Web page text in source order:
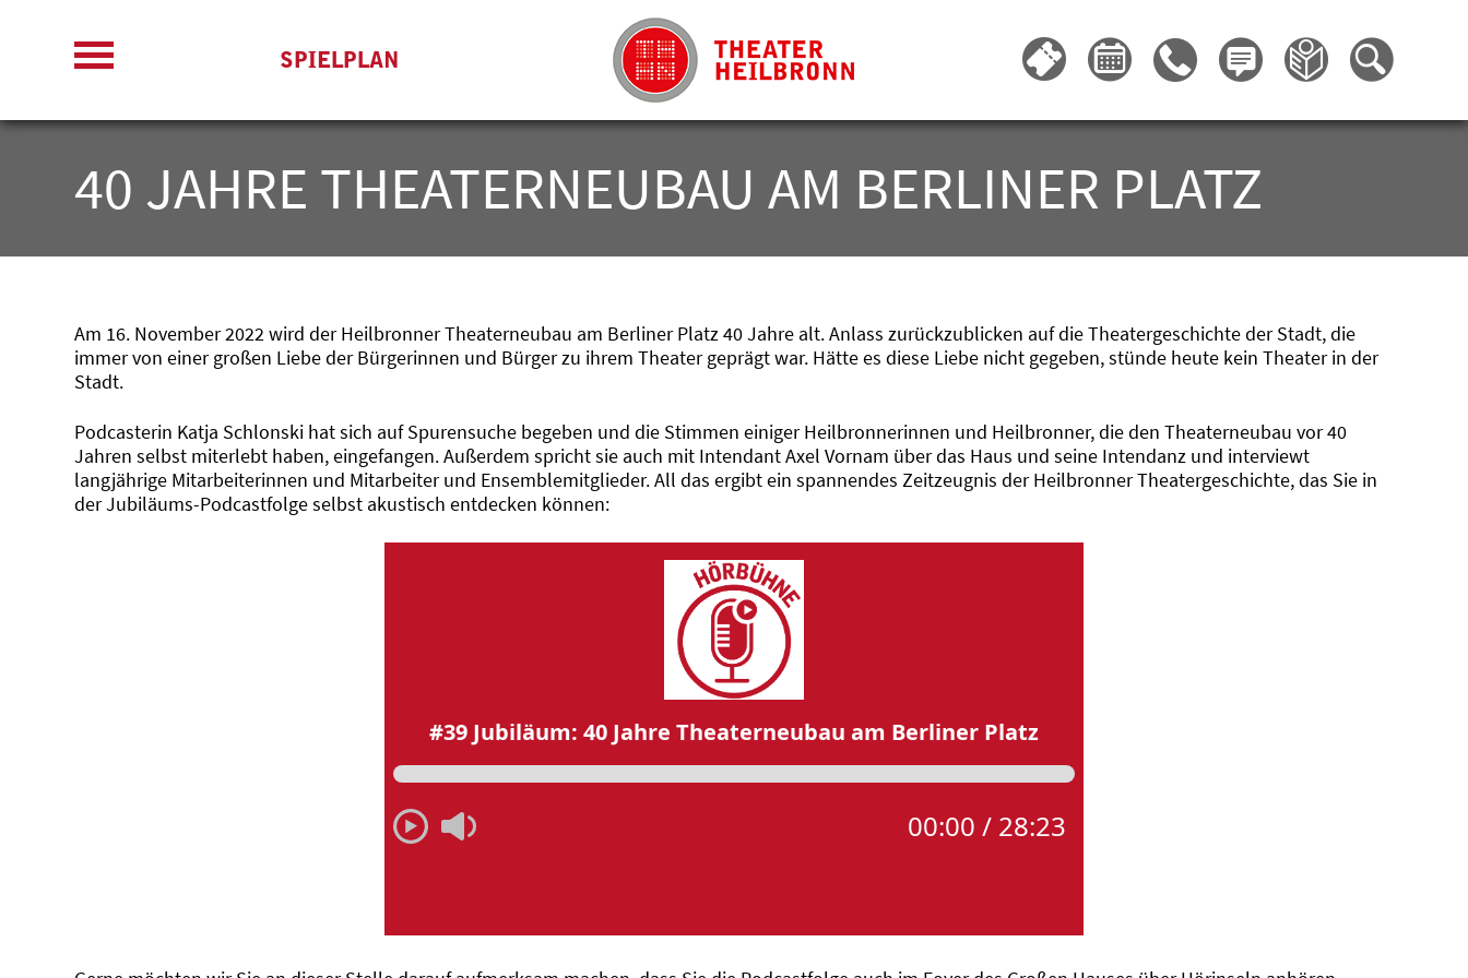
SPIELPLAN
40 JAHRE THEATERNEUBAU AM BERLINER PLATZ
Am 16. November 2022 wird der Heilbronner Theaterneubau am Berliner Platz 40 Jahre alt. Anlass zurückzublicken auf die Theatergeschichte der Stadt, die
immer von einer großen Liebe der Bürgerinnen und Bürger zu ihrem Theater geprägt war. Hätte es diese Liebe nicht gegeben, stünde heute kein Theater in der
Stadt.
Podcasterin Katja Schlonski hat sich auf Spurensuche begeben und die Stimmen einiger Heilbronnerinnen und Heilbronner, die den Theaterneubau vor 40
Jahren selbst miterlebt haben, eingefangen. Außerdem spricht sie auch mit Intendant Axel Vornam über das Haus und seine Intendanz und interviewt
langjährige Mitarbeiterinnen und Mitarbeiter und Ensemblemitglieder. All das ergibt ein spannendes Zeitzeugnis der Heilbronner Theatergeschichte, das Sie in
der Jubiläums-Podcastfolge selbst akustisch entdecken können: